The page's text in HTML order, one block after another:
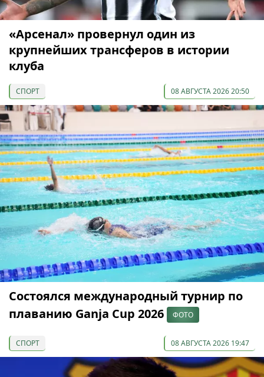
«Арсенал» провернул один из
крупнейших трансферов в истории
клуба
СПОРТ 08 АВГУСТА 2026 20:50
Состоялся международный турнир по
плаванию Ganja Cup 2026
ФОТО
СПОРТ 08 АВГУСТА 2026 19:47